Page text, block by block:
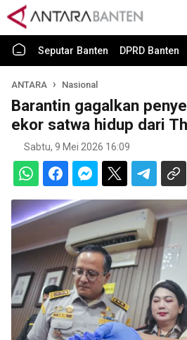
Seputar Banten DPRD Banten
ANTARA Nasional
Barantin gagalkan
ekor satwa hidup dari
Sabtu, 9 Mei 2026 16:09